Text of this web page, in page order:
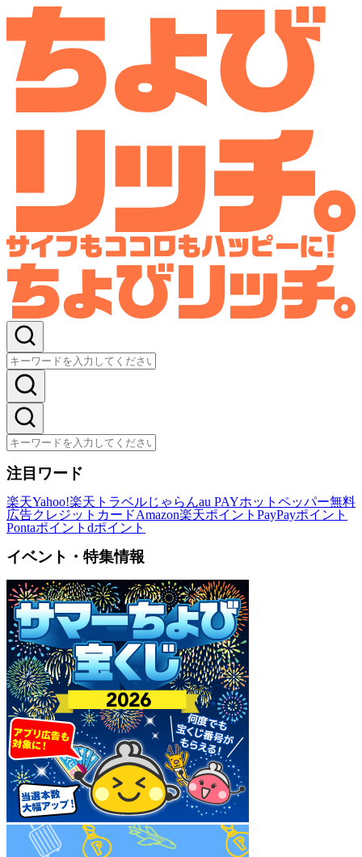
注目ワード
楽天Yahoo!楽天トラベルじゃらんau PAYホットペッパー無料
広告クレジットカードAmazon楽天ポイント PayPayポイント
Pontaポイント dポイント
イベント・特集情報